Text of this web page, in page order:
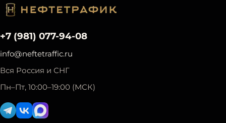
+7 (981) 077-94-08
info@neftetraffic.ru
Вся Россия и СНГ
Пн–Пт, 10:00–19:00 (МСК)